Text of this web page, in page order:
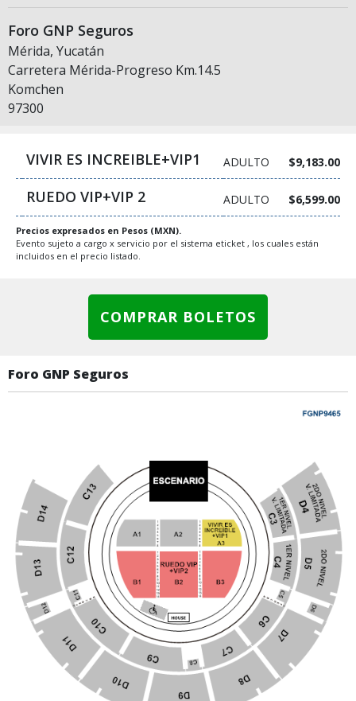
Foro GNP Seguros
Mérida, Yucatán
Carretera Mérida-Progreso Km.14.5
Komchen
97300
VIVIR ES INCREIBLE+VIP1 ADULTO $9,183.00
RUEDO VIP+VIP 2 ADULTO $6,599.00
Precios expresados en Pesos (MXN).
Evento sujeto a cargo x servicio por el sistema eticket , los cuales están
incluidos en el precio listado.
COMPRAR BOLETOS
Foro GNP Seguros